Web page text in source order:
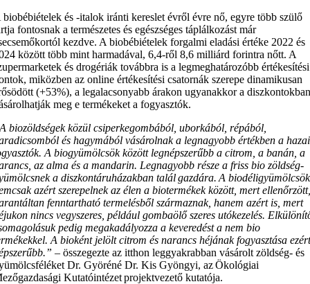
biobébiételek és -italok iránti kereslet évről évre nő, egyre több szülő
fontosnak a természetes és egészséges táplálkozást már
kezdve. A biobébiételek forgalmi eladási értéke 2022 és
között több mint harmadával, 6,4-ről 8,6 milliárd forintra nőtt. A
és drogériák továbbra is a legmeghatározóbb értékesítési
miközben az online értékesítési csatornák szerepe dinamikusan
(+53%), a legalacsonyabb árakon ugyanakkor a
meg e termékeket a fogyasztók.
biozöldségek közül csiperkegombából, uborkából, répából,
és hagymából vásárolnak a legnagyobb értékben a hazai
A biogyümölcsök között legnépszerűbb a citrom, a banán, a
az alma és a mandarin. Legnagyobb része a friss bio zöldség-
a diszkontáruházakban talál gazdára. A biodéligyümölcsök
azért szerepelnek az élen a biotermékek között, mert
fenntartható termelésből származnak, hanem azért is, mert
nincs vegyszeres, például gombaölő szeres utókezelés.
pedig megakadályozza a keveredést a nem bio
A bioként jelölt citrom és narancs héjának fogyasztása
– összegezte az itthon leggyakrabban vásárolt zöldség- és
Dr. Györéné Dr. Kis Gyöngyi, az Ökológiai
Kutatóintézet projektvezető kutatója.